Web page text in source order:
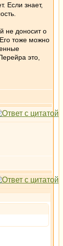
Если знает,
не доносит о
тоже можно
это,